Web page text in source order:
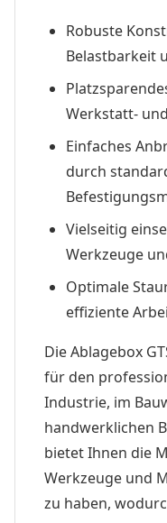
Robuste
Belastbarkeit
Werkstatt-
Einfaches
durch
Vielseitig
Werkzeuge
Optimale
effiziente
Die Ablagebox
für den
Industrie, im
handwerklichen
bietet Ihnen die
Werkzeuge und
zu haben,